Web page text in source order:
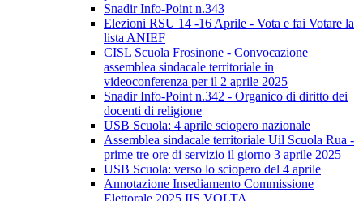
Snadir Info-Point n.343
Elezioni RSU 14 -16 Aprile - Vota e fai Votare la
lista ANIEF
CISL Scuola Frosinone - Convocazione
assemblea sindacale territoriale in
videoconferenza per il 2 aprile 2025
Snadir Info-Point n.342 - Organico di diritto dei
docenti di religione
USB Scuola: 4 aprile sciopero nazionale
Assemblea sindacale territoriale Uil Scuola Rua -
prime tre ore di servizio il giorno 3 aprile 2025
USB Scuola: verso lo sciopero del 4 aprile
Annotazione Insediamento Commissione